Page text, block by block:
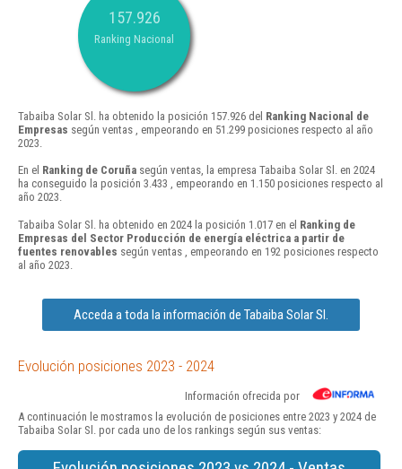
157.926
Ranking Nacional
Tabaiba Solar Sl. ha obtenido la posición 157.926 del Ranking Nacional de
Empresas según ventas , empeorando en 51.299 posiciones respecto al año
2023.
En el Ranking de Coruña según ventas, la empresa Tabaiba Solar Sl. en 2024
ha conseguido la posición 3.433 , empeorando en 1.150 posiciones respecto al
año 2023.
Tabaiba Solar Sl. ha obtenido en 2024 la posición 1.017 en el Ranking de
Empresas del Sector Producción de energía eléctrica a partir de
fuentes renovables según ventas , empeorando en 192 posiciones respecto
al año 2023.
Acceda a toda la información de Tabaiba Solar Sl.
Evolución posiciones 2023 - 2024
Información ofrecida por
A continuación le mostramos la evolución de posiciones entre 2023 y 2024 de
Tabaiba Solar Sl. por cada uno de los rankings según sus ventas: